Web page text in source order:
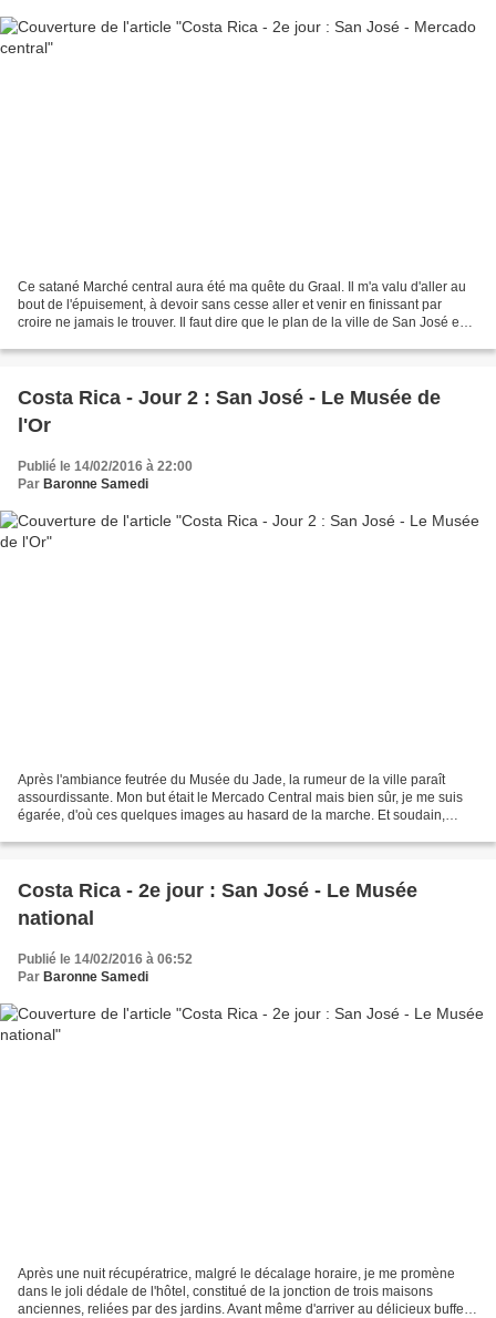
Ce satané Marché central aura été ma quête du Graal. Il m'a valu d'aller au
bout de l'épuisement, à devoir sans cesse aller et venir en finissant par
croire ne jamais le trouver. Il faut dire que le plan de la ville de San José est
Costa Rica - Jour 2 : San José - Le Musée de
l'Or
Publié le 14/02/2016 à 22:00
Par Baronne Samedi
Après l'ambiance feutrée du Musée du Jade, la rumeur de la ville paraît
assourdissante. Mon but était le Mercado Central mais bien sûr, je me suis
égarée, d'où ces quelques images au hasard de la marche. Et soudain,
Costa Rica - 2e jour : San José - Le Musée
national
Publié le 14/02/2016 à 06:52
Par Baronne Samedi
Après une nuit récupératrice, malgré le décalage horaire, je me promène
dans le joli dédale de l'hôtel, constitué de la jonction de trois maisons
anciennes, reliées par des jardins. Avant même d'arriver au délicieux buffet,